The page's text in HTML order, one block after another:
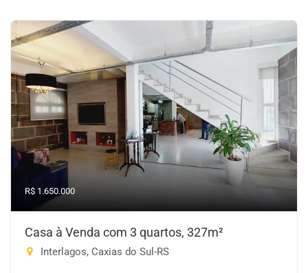
R$ 1.650.000
Casa à Venda com 3 quartos, 327m²
Interlagos, Caxias do Sul-RS